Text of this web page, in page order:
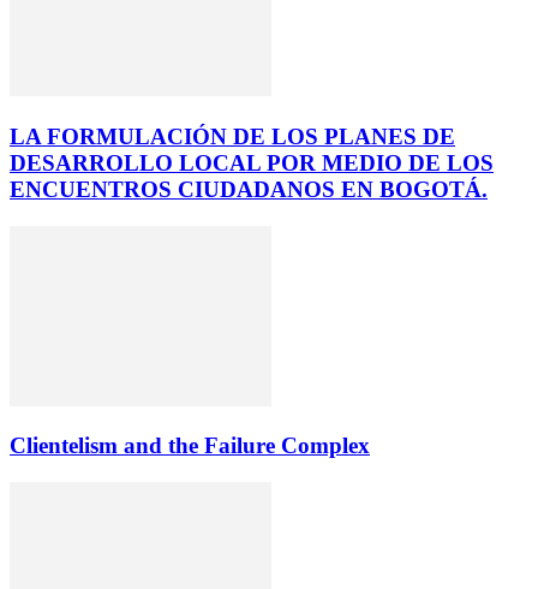
LA FORMULACIÓN DE LOS PLANES DE
DESARROLLO LOCAL POR MEDIO DE LOS
ENCUENTROS CIUDADANOS EN BOGOTÁ.
Clientelism and the Failure Complex